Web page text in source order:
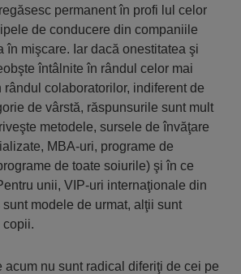
permanent în profi lul celor
de conducere din companiile
în mişcare. Iar dacă onestitatea şi
întâlnite în rândul celor mai
colaboratorilor, indiferent de
de vârstă, răspunsurile sunt mult
metodele, sursele de învăţare
MBA-uri, programe de
de toate soiurile) şi în ce
unii, VIP-uri internaţionale din
modele de urmat, alţii sunt
copii.
acum nu sunt radical diferiţi de cei pe